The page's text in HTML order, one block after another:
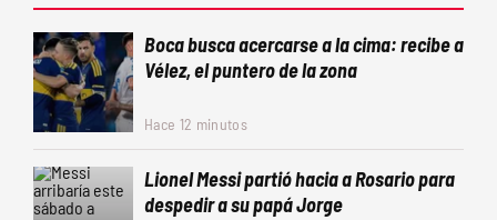
Boca busca acercarse a la cima: recibe a
Vélez, el puntero de la zona
Hace 12 minutos
Lionel Messi partió hacia a Rosario para
despedir a su papá Jorge